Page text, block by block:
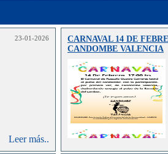
23-01-2026
Leer más..
CARNAVAL 14 DE
CANDOMBE VALENCIA